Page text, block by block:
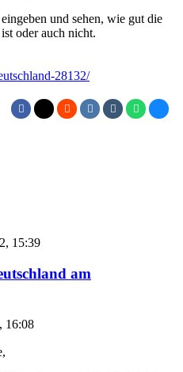
und sehen, wie gut die
oder auch nicht.
28132/
15:39
am
16:08